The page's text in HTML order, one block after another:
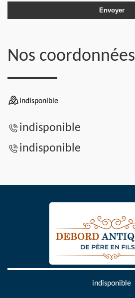
Nos coordonnées
indisponible
indisponible
indisponible
indisponible